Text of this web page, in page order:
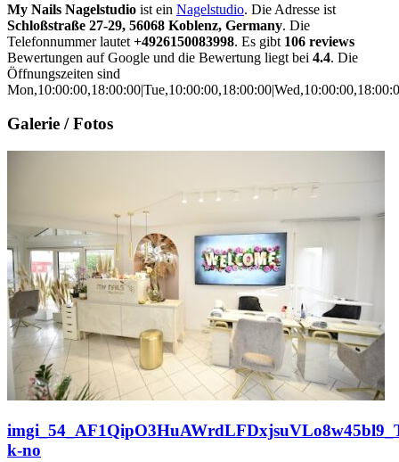
My Nails Nagelstudio ist ein Nagelstudio. Die Adresse ist
Schloßstraße 27-29, 56068 Koblenz, Germany. Die
Telefonnummer lautet +4926150083998. Es gibt 106 reviews
Bewertungen auf Google und die Bewertung liegt bei 4.4. Die
Öffnungszeiten sind
Galerie / Fotos
k-no